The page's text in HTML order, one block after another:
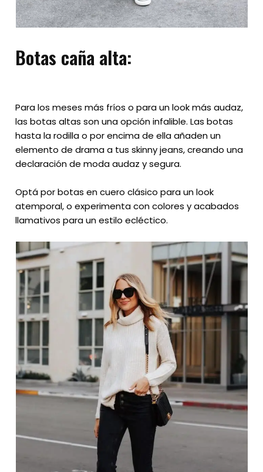
Botas caña alta:
Para los meses más fríos o para un look más audaz,
las botas altas son una opción infalible. Las botas
hasta la rodilla o por encima de ella añaden un
elemento de drama a tus skinny jeans, creando una
declaración de moda audaz y segura.
Optá por botas en cuero clásico para un look
atemporal, o experimenta con colores y acabados
llamativos para un estilo ecléctico.